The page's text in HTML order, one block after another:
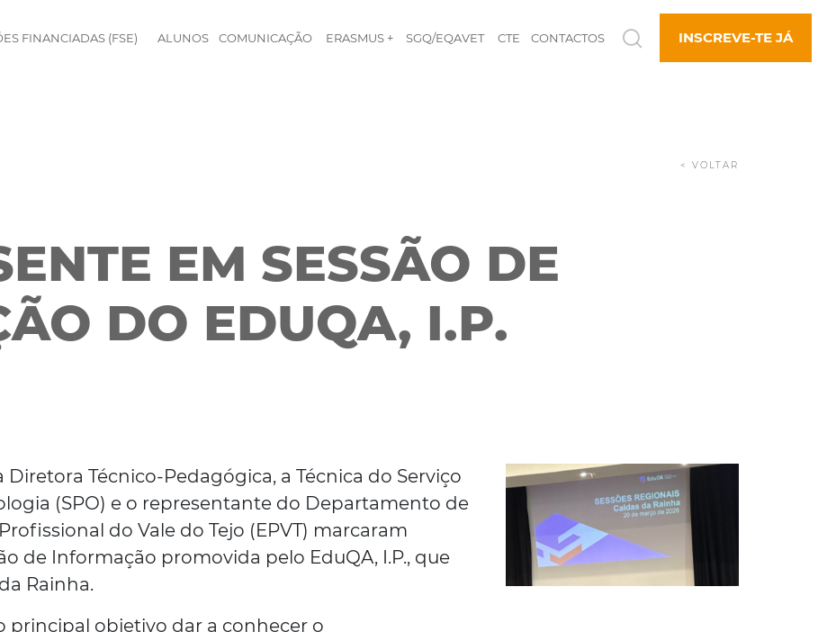
FINANCIADAS (FSE) ALUNOS COMUNICAÇÃO ERASMUS + SGQ/EQAVET CTE CONTACTOS INSCREVE-TE JÁ
< VOLTAR
EM SESSÃO DE
DO EDUQA, I.P.
Diretora Técnico-Pedagógica, a Técnica do Serviço
(SPO) e o representante do Departamento de
do Vale do Tejo (EPVT) marcaram
de Informação promovida pelo EduQA, I.P., que
Rainha.
principal objetivo dar a conhecer o